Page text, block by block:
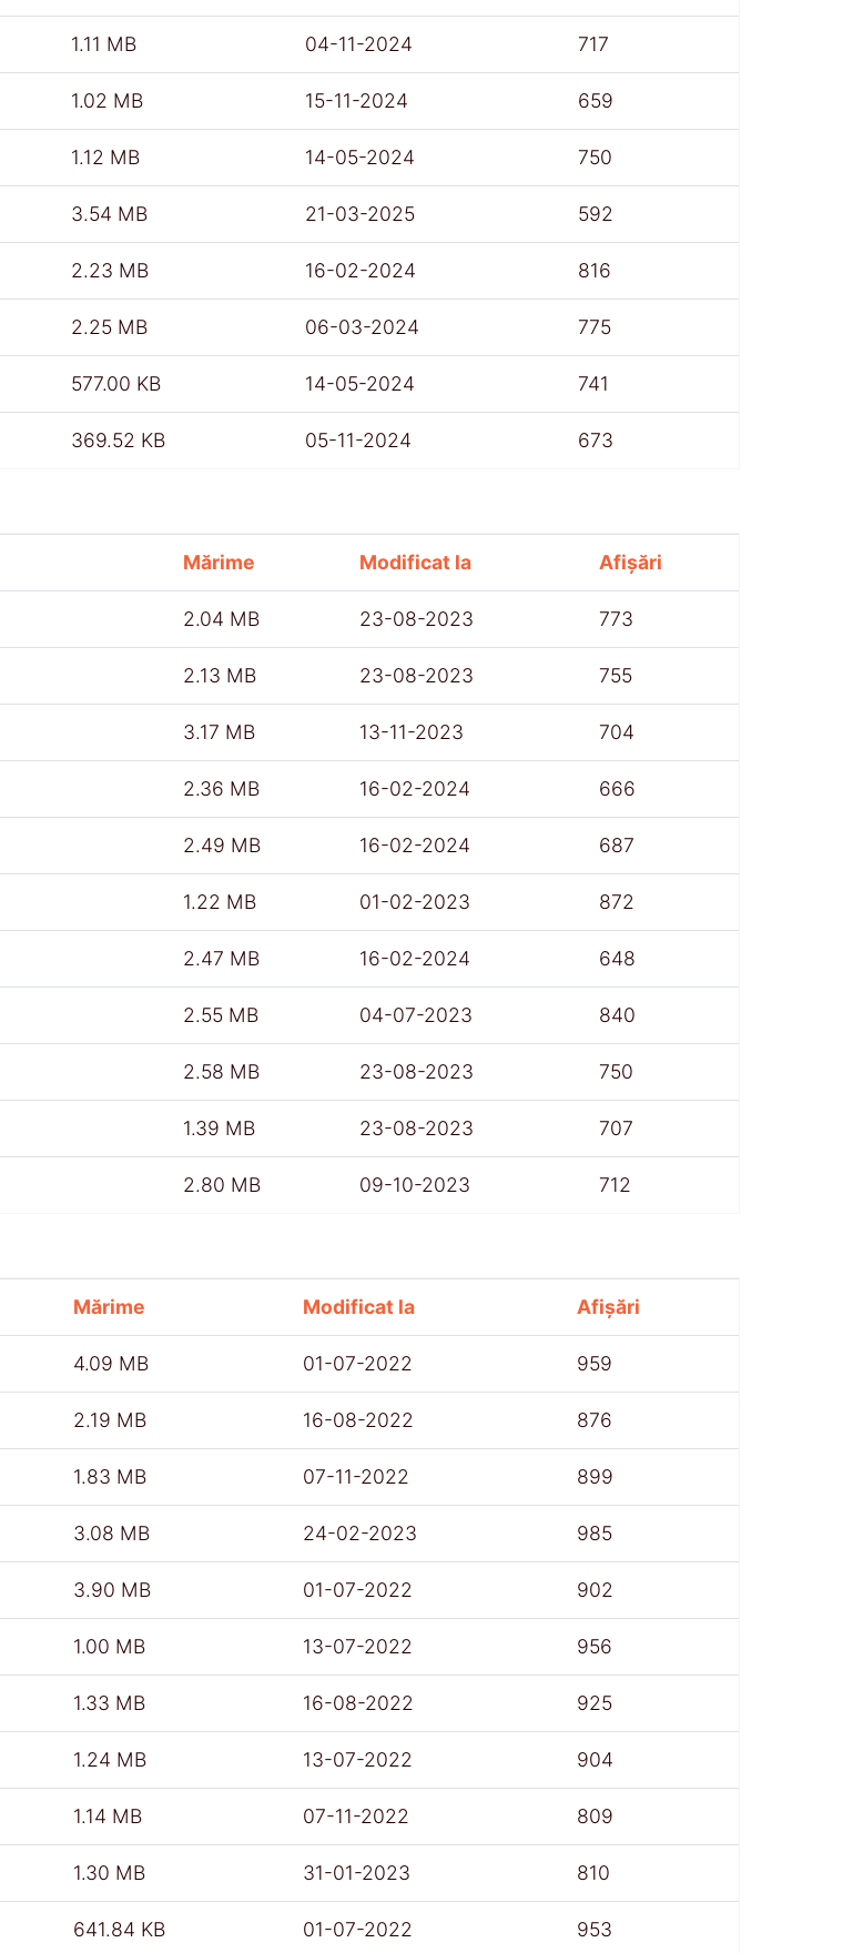
1.11 MB 04-11-2024 717
1.02 MB 15-11-2024 659
1.12 MB 14-05-2024 750
3.54 MB 21-03-2025 592
2.23 MB 16-02-2024 816
2.25 MB 06-03-2024 775
577.00 KB 14-05-2024 741
369.52 KB 05-11-2024 673
Mărime Modificat la Afișări
2.04 MB 23-08-2023 773
2.13 MB 23-08-2023 755
3.17 MB 13-11-2023 704
2.36 MB 16-02-2024 666
2.49 MB 16-02-2024 687
1.22 MB 01-02-2023 872
2.47 MB 16-02-2024 648
2.55 MB 04-07-2023 840
2.58 MB 23-08-2023 750
1.39 MB 23-08-2023 707
2.80 MB 09-10-2023 712
Mărime Modificat la Afișări
4.09 MB 01-07-2022 959
2.19 MB 16-08-2022 876
1.83 MB 07-11-2022 899
3.08 MB 24-02-2023 985
3.90 MB 01-07-2022 902
1.00 MB 13-07-2022 956
1.33 MB 16-08-2022 925
1.24 MB 13-07-2022 904
1.14 MB 07-11-2022 809
1.30 MB 31-01-2023 810
641.84 KB 01-07-2022 953